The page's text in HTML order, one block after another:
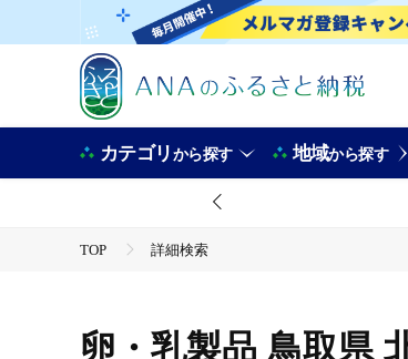
カテゴリから探す 地域から探す
TOP 詳細検索
卵・乳製品 鳥取県